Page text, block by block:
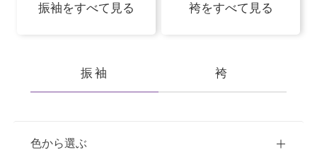
振袖をすべて見る 袴をすべて見る
振袖 袴
色から選ぶ